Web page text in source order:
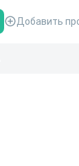
Добавить